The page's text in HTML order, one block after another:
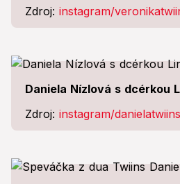
Zdroj: instagram/
Daniela Nízlová s dcérkou
Zdroj: instagram/danielatwiins